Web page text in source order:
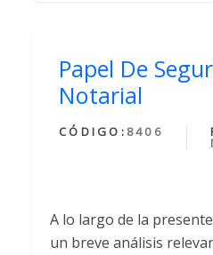
Papel De
Notarial
CÓDIGO: 8406
A lo largo de la
un breve análisis